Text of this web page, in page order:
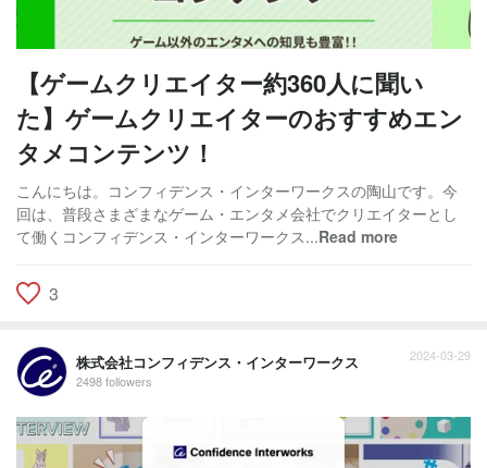
【ゲームクリエイター約360人に聞い
た】ゲームクリエイターのおすすめエン
タメコンテンツ！
こんにちは。コンフィデンス・インターワークスの陶山です。今
回は、普段さまざまなゲーム・エンタメ会社でクリエイターとし
て働くコンフィデンス・インターワークス...Read more
3
株式会社コンフィデンス・インターワークス
2498 followers
2024-03-29